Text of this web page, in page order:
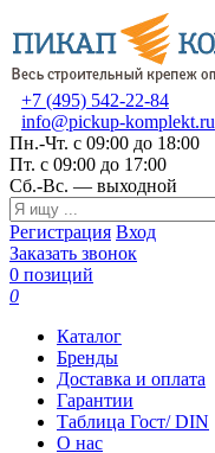
+7 (495) 542-22-84
info@pickup-komplekt.ru
Пн.-Чт. с 09:00 до 18:00
Пт. с 09:00 до 17:00
Сб.-Вс. — выходной
Регистрация Вход
Заказать звонок
0 позиций
0
Каталог
Бренды
Доставка и оплата
Гарантии
Таблица Гост/ DIN
О нас